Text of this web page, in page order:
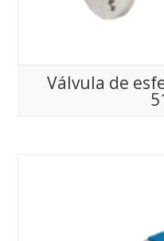
Válvula de